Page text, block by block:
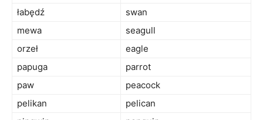
łabędź
swan
mewa
seagull
orzeł
eagle
papuga
parrot
paw
peacock
pelikan
pelican